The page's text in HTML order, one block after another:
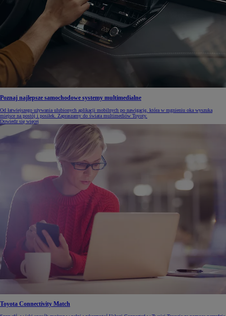
Poznaj najlepsze samochodowe systemy multimedialne
Od łatwiejszego używania ulubionych aplikacji mobilnych po nawigację, która w mgnieniu oka wyszuka
miejsce na postój i posiłek. Zapraszamy do świata multimediów Toyoty.
Dowiedz się więcej
Toyota Connectivity Match